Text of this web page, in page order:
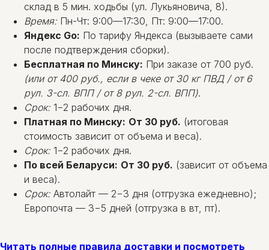
склад в 5 мин. ходьбы (ул. Лукьяновича, 8).
Время: Пн-Чт: 9:00—17:30, Пт: 9:00—17:00.
Яндекс Go: По тарифу Яндекса (вызываете сами
после подтверждения сборки).
Бесплатная по Минску: При заказе от 700 руб.
(или от 400 руб., если в чеке от 30 кг ПВД / от 6
рул. 3-сл. ВПП / от 8 рул. 2-сл. ВПП).
Срок: 1−2 рабочих дня.
Платная по Минску: От 30 руб. (итоговая
стоимость зависит от объема и веса).
Срок: 1−2 рабочих дня.
По всей Беларуси: От 30 руб. (зависит от объема
и веса).
Срок: Автолайт — 2−3 дня (отгрузка ежедневно);
Европочта — 3−5 дней (отгрузка в вт, пт).
Читать полные правила доставки и посмотреть